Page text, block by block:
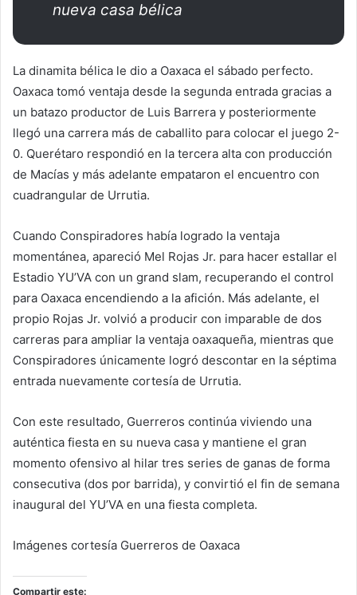
nueva casa bélica
La dinamita bélica le dio a Oaxaca el sábado perfecto.
Oaxaca tomó ventaja desde la segunda entrada gracias a
un batazo productor de Luis Barrera y posteriormente
llegó una carrera más de caballito para colocar el juego 2-
0. Querétaro respondió en la tercera alta con producción
de Macías y más adelante empataron el encuentro con
cuadrangular de Urrutia.
Cuando Conspiradores había logrado la ventaja
momentánea, apareció Mel Rojas Jr. para hacer estallar el
Estadio YU’VA con un grand slam, recuperando el control
para Oaxaca encendiendo a la afición. Más adelante, el
propio Rojas Jr. volvió a producir con imparable de dos
carreras para ampliar la ventaja oaxaqueña, mientras que
Conspiradores únicamente logró descontar en la séptima
entrada nuevamente cortesía de Urrutia.
Con este resultado, Guerreros continúa viviendo una
auténtica fiesta en su nueva casa y mantiene el gran
momento ofensivo al hilar tres series de ganas de forma
consecutiva (dos por barrida), y convirtió el fin de semana
inaugural del YU’VA en una fiesta completa.
Imágenes cortesía Guerreros de Oaxaca
Compartir este: